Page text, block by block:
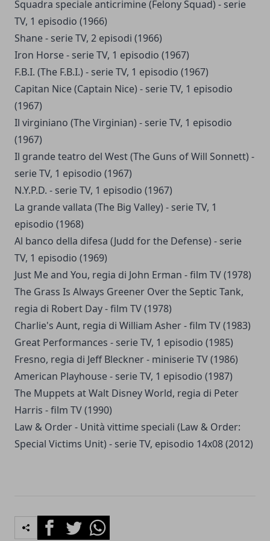
Squadra speciale anticrimine (Felony Squad) - serie
TV, 1 episodio (1966)
Shane - serie TV, 2 episodi (1966)
Iron Horse - serie TV, 1 episodio (1967)
F.B.I. (The F.B.I.) - serie TV, 1 episodio (1967)
Capitan Nice (Captain Nice) - serie TV, 1 episodio
(1967)
Il virginiano (The Virginian) - serie TV, 1 episodio
(1967)
Il grande teatro del West (The Guns of Will Sonnett) -
serie TV, 1 episodio (1967)
N.Y.P.D. - serie TV, 1 episodio (1967)
La grande vallata (The Big Valley) - serie TV, 1
episodio (1968)
Al banco della difesa (Judd for the Defense) - serie
TV, 1 episodio (1969)
Just Me and You, regia di John Erman - film TV (1978)
The Grass Is Always Greener Over the Septic Tank,
regia di Robert Day - film TV (1978)
Charlie's Aunt, regia di William Asher - film TV (1983)
Great Performances - serie TV, 1 episodio (1985)
Fresno, regia di Jeff Bleckner - miniserie TV (1986)
American Playhouse - serie TV, 1 episodio (1987)
The Muppets at Walt Disney World, regia di Peter
Harris - film TV (1990)
Law & Order - Unità vittime speciali (Law & Order:
Special Victims Unit) - serie TV, episodio 14x08 (2012)
FacebookTwitterWhatsapp